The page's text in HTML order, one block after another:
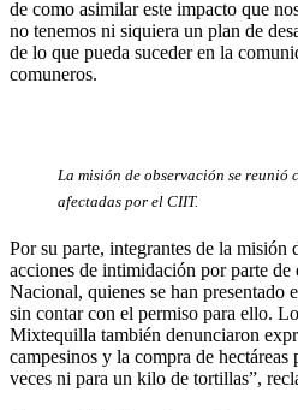
de como asimilar este impacto que
no tenemos ni siquiera un plan de
de lo que pueda suceder en la
comuneros.
La misión de observación se reunió
afectadas por el CIIT.
Por su parte, integrantes de la misión
acciones de intimidación por parte de
Nacional, quienes se han presentado
sin contar con el permiso para ello.
Mixtequilla también denunciaron
campesinos y la compra de hectáreas
veces ni para un kilo de tortillas”,